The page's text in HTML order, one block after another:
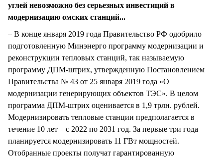
углей невозможно без серьезных инвестиций в
модернизацию омских станций...
– В конце января 2019 года Правительство РФ одобрило
подготовленную Минэнерго программу модернизации и
реконструкции тепловых станций, так называемую
программу ДПМ-штрих, утвержденную Постановлением
Правительства № 43 от 25 января 2019 года «О
модернизации генерирующих объектов ТЭС». В целом
программа ДПМ-штрих оценивается в 1,9 трлн. рублей.
Модернизировать тепловые станции предполагается в
течение 10 лет – с 2022 по 2031 год. За первые три года
планируется модернизировать 11 ГВт мощностей.
Отобранные проекты получат гарантированную